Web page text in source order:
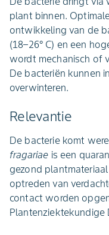
plant binnen.
ontwikkeling van de
(18–26° C) en een
wordt mechanisch of
De bacteriën kunnen
overwinteren.
Relevantie
De bacterie komt
fragariae is een
gezond
optreden van
contact worden
Plantenziektekundige